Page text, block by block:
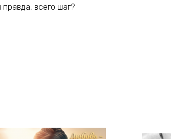
всего шаг?